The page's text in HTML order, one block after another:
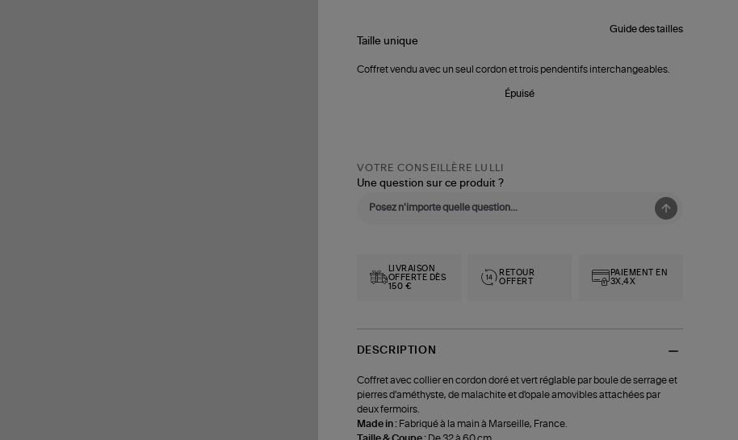
Guide des tailles
Taille unique
Coffret vendu avec un seul cordon et trois pendentifs interchangeables.
Épuisé
VOTRE CONSEILLÈRE LULLI
Une question sur ce produit ?
LIVRAISON
OFFERTE DÈS
150 €
RETOUR
OFFERT
PAIEMENT EN
3X,4X
DESCRIPTION
Coffret avec collier en cordon doré et vert réglable par boule de serrage et
pierres d'améthyste, de malachite et d'opale amovibles attachées par
deux fermoirs.
Made in : Fabriqué à la main à Marseille, France.